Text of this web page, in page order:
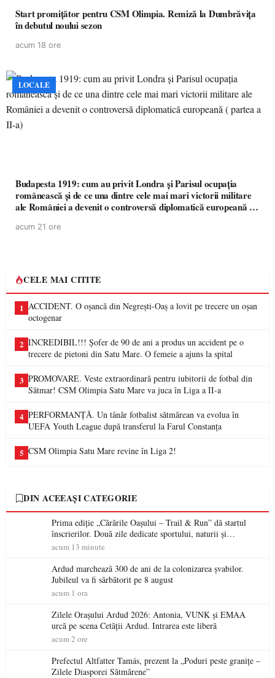
Start promițător pentru CSM Olimpia. Remiză la Dumbrăvița
în debutul noului sezon
acum 18 ore
LOCALE
Budapesta 1919: cum au privit Londra și Parisul ocupația
românească și de ce una dintre cele mai mari victorii militare
ale României a devenit o controversă diplomatică europeană (
acum 21 ore
CELE MAI CITITE
1 ACCIDENT. O oșancă din Negrești-Oaș a lovit pe trecere un oșan
octogenar
2 INCREDIBIL!!! Șofer de 90 de ani a produs un accident pe o
trecere de pietoni din Satu Mare. O femeie a ajuns la spital
3 PROMOVARE. Veste extraordinară pentru iubitorii de fotbal din
Sătmar! CSM Olimpia Satu Mare va juca în Liga a II-a
4 PERFORMANȚĂ. Un tânăr fotbalist sătmărean va evolua în
UEFA Youth League după transferul la Farul Constanța
5 CSM Olimpia Satu Mare revine în Liga 2!
DIN ACEEAȘI CATEGORIE
Prima ediție „Cărările Oașului – Trail & Run” dă startul
înscrierilor. Două zile dedicate sportului, naturii și
comunității în Țara Oașului
acum 13 minute
Ardud marchează 300 de ani de la colonizarea șvabilor.
Jubileul va fi sărbătorit pe 8 august
acum 1 ora
Zilele Orașului Ardud 2026: Antonia, VUNK și EMAA
urcă pe scena Cetății Ardud. Intrarea este liberă
acum 2 ore
Prefectul Altfatter Tamás, prezent la „Poduri peste granițe –
Zilele Diasporei Sătmărene”